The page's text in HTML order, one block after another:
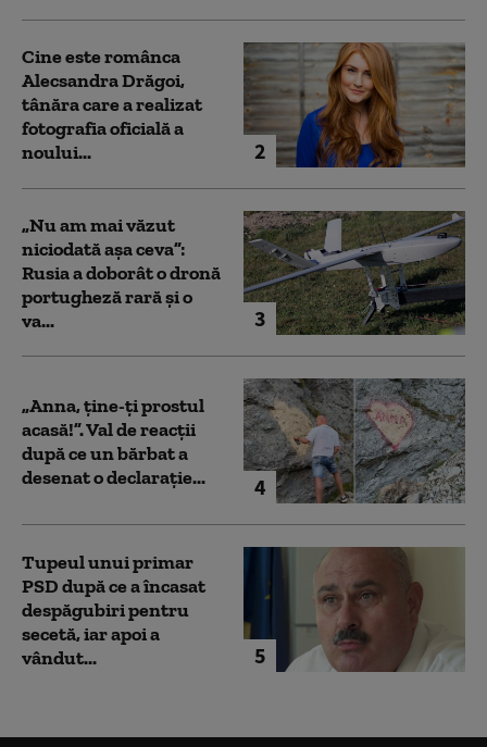
2
Cine este românca
Alecsandra Drăgoi,
tânăra care a realizat
fotografia oficială a
noului...
3
„Nu am mai văzut
niciodată așa ceva”:
Rusia a doborât o dronă
portugheză rară și o
va...
4
„Anna, ţine-ţi prostul
acasă!”. Val de reacții
după ce un bărbat a
desenat o declarație...
5
Tupeul unui primar
PSD după ce a încasat
despăgubiri pentru
secetă, iar apoi a
vândut...